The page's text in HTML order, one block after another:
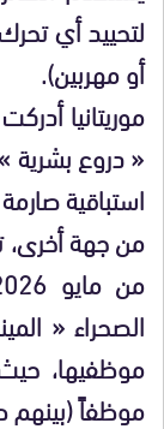
لتحييد أي
أو مهربين).
موريتانيا
« دروع بشرية
استباقية
​من جهة أخرى،
الصحراء «
موظفاً (بينهم